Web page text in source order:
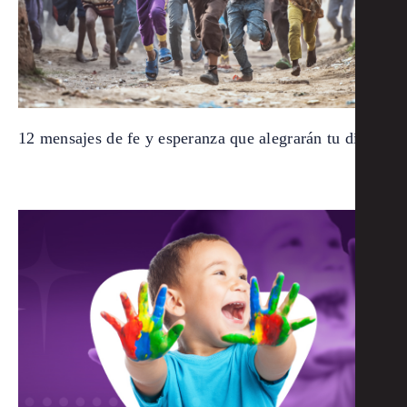
12 mensajes de fe y esperanza que alegrarán tu día